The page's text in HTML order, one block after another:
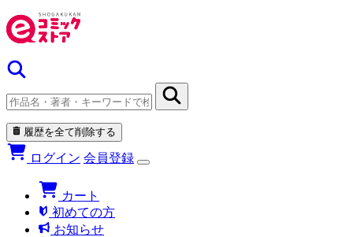
履歴を全て削除する
ログイン 会員登録
カート
初めての方
お知らせ